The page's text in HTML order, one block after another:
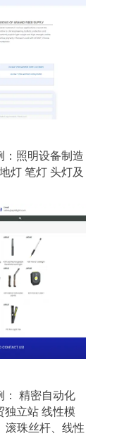
：照明设备制造
灯 笔灯 头灯及
： 精密自动化
独立站 线性模
滚珠丝杆、线性